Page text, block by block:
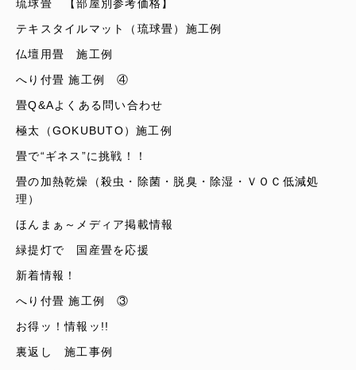
琉球畳 【部屋別参考価格】
テキスタイルマット（琉球畳）施工例
仏壇用畳 施工例
へり付畳 施工例 ④
畳Q&Aよくある問い合わせ
極太（GOKUBUTO）施工例
畳で“ギネス”に挑戦！！
畳の加熱乾燥（殺虫・除菌・脱臭・除湿・ＶＯＣ低減処
理）
ほんまぁ～メディア掲載情報
緑提灯で 国産畳を応援
新着情報！
へり付畳 施工例 ③
お得ッ！情報ッ!!
裏返し 施工事例